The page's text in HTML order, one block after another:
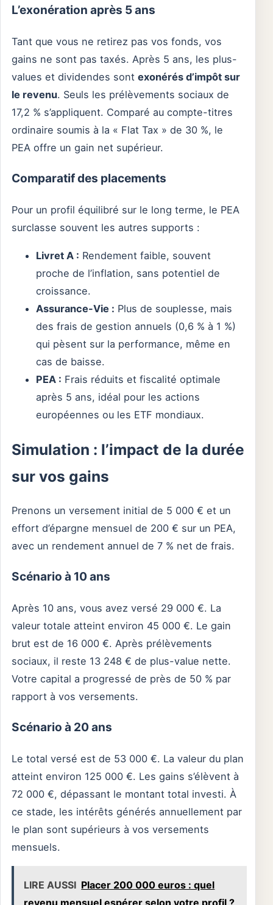
L’exonération après 5 ans
Tant que vous ne retirez pas vos fonds, vos
gains ne sont pas taxés. Après 5 ans, les plus-
values et dividendes sont exonérés d’impôt sur
le revenu. Seuls les prélèvements sociaux de
17,2 % s’appliquent. Comparé au compte-titres
ordinaire soumis à la « Flat Tax » de 30 %, le
PEA offre un gain net supérieur.
Comparatif des placements
Pour un profil équilibré sur le long terme, le PEA
surclasse souvent les autres supports :
Livret A : Rendement faible, souvent
proche de l’inflation, sans potentiel de
croissance.
Assurance-Vie : Plus de souplesse, mais
des frais de gestion annuels (0,6 % à 1 %)
qui pèsent sur la performance, même en
cas de baisse.
PEA : Frais réduits et fiscalité optimale
après 5 ans, idéal pour les actions
européennes ou les ETF mondiaux.
Simulation : l’impact de la durée
sur vos gains
Prenons un versement initial de 5 000 € et un
effort d’épargne mensuel de 200 € sur un PEA,
avec un rendement annuel de 7 % net de frais.
Scénario à 10 ans
Après 10 ans, vous avez versé 29 000 €. La
valeur totale atteint environ 45 000 €. Le gain
brut est de 16 000 €. Après prélèvements
sociaux, il reste 13 248 € de plus-value nette.
Votre capital a progressé de près de 50 % par
rapport à vos versements.
Scénario à 20 ans
Le total versé est de 53 000 €. La valeur du plan
atteint environ 125 000 €. Les gains s’élèvent à
72 000 €, dépassant le montant total investi. À
ce stade, les intérêts générés annuellement par
le plan sont supérieurs à vos versements
mensuels.
LIRE AUSSI Placer 200 000 euros : quel
revenu mensuel espérer selon votre profil ?